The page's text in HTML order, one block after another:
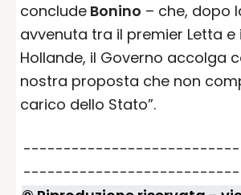
conclude Bonino – che, dopo
avvenuta tra il premier Letta e
Hollande, il Governo accolga
nostra proposta che non
carico dello Stato”.